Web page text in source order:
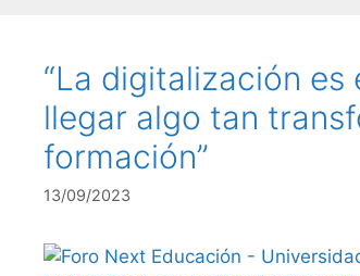
“La digitalización
llegar algo tan
formación”
13/09/2023